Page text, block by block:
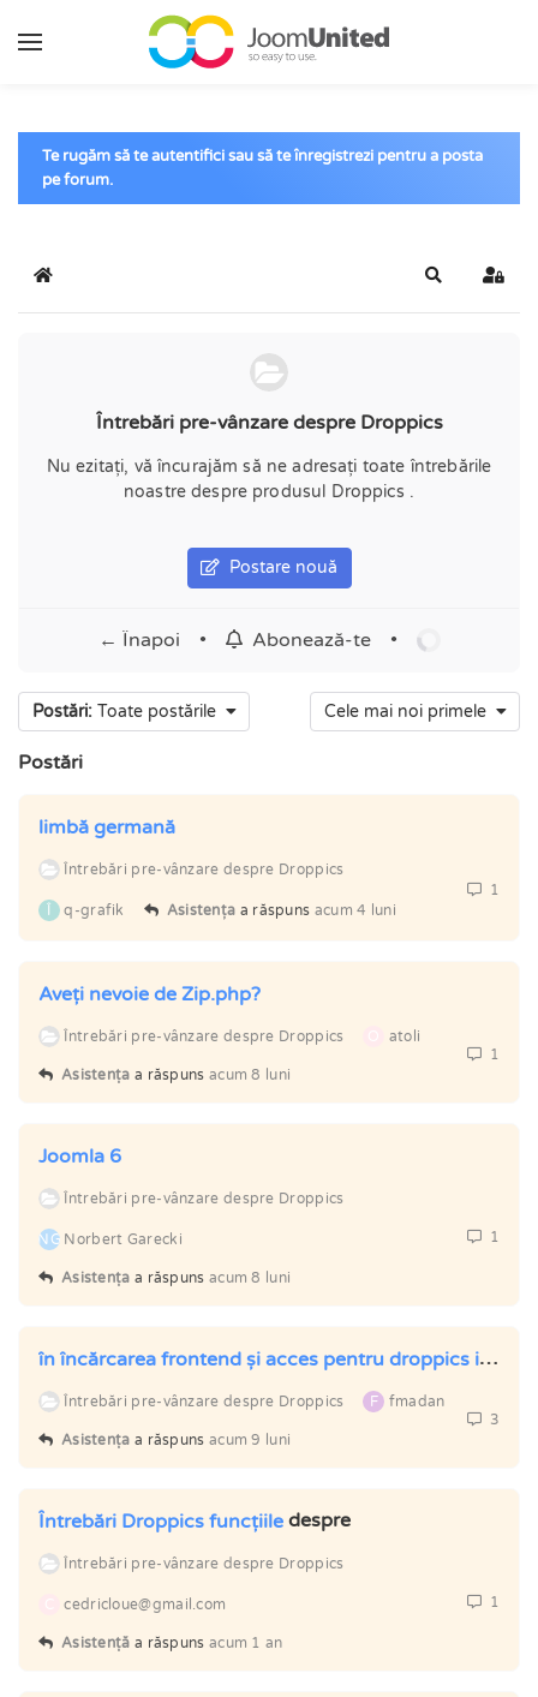
Sari la conținutul principal
Te rugăm să te autentifici sau să te înregistrezi pentru a posta
pe forum.
Acasă Căutare
Întrebări pre-vânzare despre Droppics
Nu ezitați, vă încurajăm să ne adresați toate întrebările
noastre despre produsul Droppics .
Postare nouă
← Înapoi • Abonează-te •
Postări: Toate postările Cele mai noi primele
Postări
limbă germană
Întrebări pre-vânzare despre Droppics
q-grafik Asistența a răspuns acum 4 luni
1
Aveți nevoie de Zip.php?
Întrebări pre-vânzare despre Droppics atoli
Asistența a răspuns acum 8 luni
1
Joomla 6
Întrebări pre-vânzare despre Droppics
NG Norbert Garecki
Asistența a răspuns acum 8 luni
1
în încărcarea frontend și acces pentru droppics integrat cu JCE
Întrebări pre-vânzare despre Droppics F fmadan
Asistența a răspuns acum 9 luni
3
Întrebări Droppics funcțiile despre
Întrebări pre-vânzare despre Droppics
cedricloue@gmail.com
Asistență a răspuns acum 1 an
1